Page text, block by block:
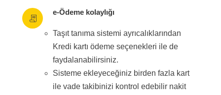
e-Ödeme kolaylığı
Taşıt tanıma sistemi ayrıcalıklarından
Kredi kartı ödeme seçenekleri ile de
faydalanabilirsiniz.
Sisteme ekleyeceğiniz birden fazla kart
ile vade takibinizi kontrol edebilir nakit